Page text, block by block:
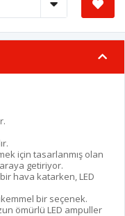
için tasarlanmış olan
getiriyor.
hava katarken, LED
bir seçenek.
ömürlü LED ampuller